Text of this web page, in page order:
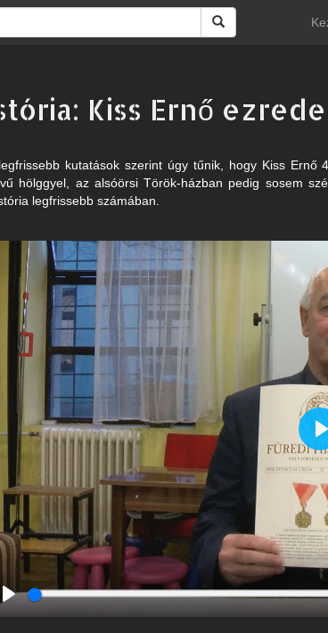
Kiss Ernő
kutatások szerint úgy tűnik, hogy Kiss Ernő
hölggyel, az alsóörsi Török-házban pedig sosem
legfrissebb számában.